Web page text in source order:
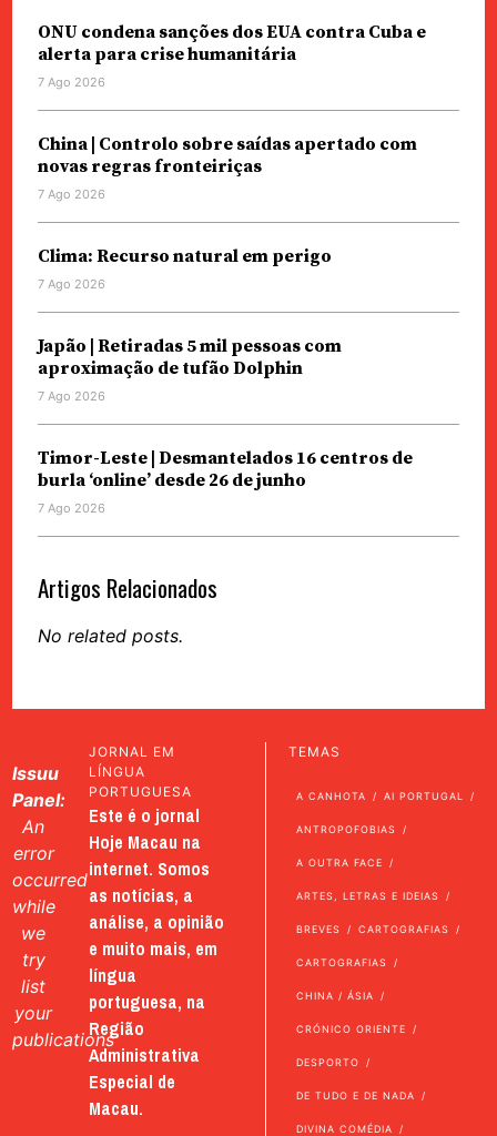
ONU condena sanções dos EUA contra Cuba e
alerta para crise humanitária
7 Ago 2026
China | Controlo sobre saídas apertado com
novas regras fronteiriças
7 Ago 2026
Clima: Recurso natural em perigo
7 Ago 2026
Japão | Retiradas 5 mil pessoas com
aproximação de tufão Dolphin
7 Ago 2026
Timor-Leste | Desmantelados 16 centros de
burla ‘online’ desde 26 de junho
7 Ago 2026
Artigos Relacionados
No related posts.
Issuu
Panel:
An
error
occurred
while
we
try
list
your
publications
JORNAL EM
LÍNGUA
PORTUGUESA
Este é o jornal
Hoje Macau na
internet. Somos
as notícias, a
análise, a opinião
e muito mais, em
língua
portuguesa, na
Região
Administrativa
Especial de
Macau.
TEMAS
A CANHOTA AI PORTUGAL
ANTROPOFOBIAS
A OUTRA FACE
ARTES, LETRAS E IDEIAS
BREVES CARTOGRAFIAS
CARTOGRAFIAS
CHINA / ÁSIA
CRÓNICO ORIENTE
DESPORTO
DE TUDO E DE NADA
DIVINA COMÉDIA